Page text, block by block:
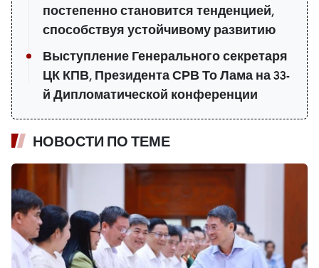
постепенно становится тенденцией,
способствуя устойчивому развитию
Выступление Генерального секретаря
ЦК КПВ, Президента СРВ То Лама на 33-
й Дипломатической конференции
НОВОСТИ ПО ТЕМЕ